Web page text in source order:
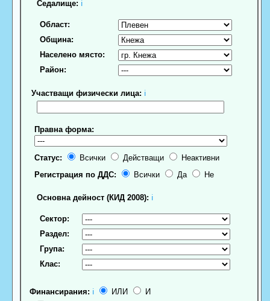
Седалище: ℹ
Област:
Община:
Населено място:
Район:
Участващи физически лица: ℹ
Правна форма:
Статус: Всички Действащи
Неактивни
Регистрация по ДДС:
Всички Да Не
Основна дейност (КИД 2008): ℹ
Сектор:
Раздел:
Група:
Клас:
Финансирания: ℹ ИЛИ
И